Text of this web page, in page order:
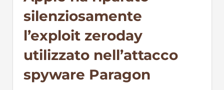
silenziosamente
l’exploit zeroday
utilizzato nell’attacco
spyware Paragon